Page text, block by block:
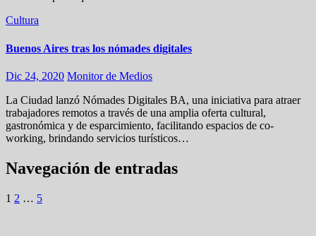
Cultura
Buenos Aires tras los nómades digitales
Dic 24, 2020 Monitor de Medios
La Ciudad lanzó Nómades Digitales BA, una iniciativa para atraer
trabajadores remotos a través de una amplia oferta cultural,
gastronómica y de esparcimiento, facilitando espacios de co-
working, brindando servicios turísticos…
Navegación de entradas
1 2 … 5